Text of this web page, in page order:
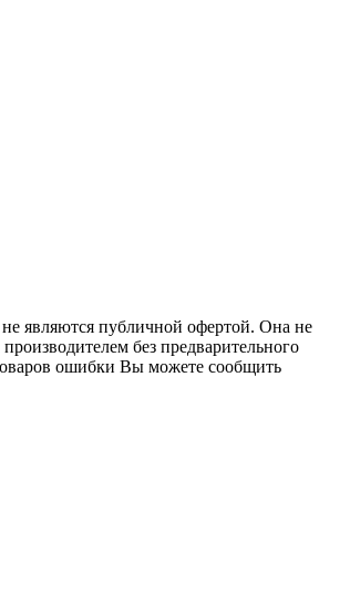
являются публичной офертой. Она не
без предварительного
ошибки Вы можете сообщить